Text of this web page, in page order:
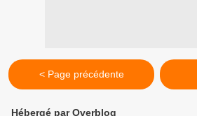
< Page précédente
Hébergé par Overblog